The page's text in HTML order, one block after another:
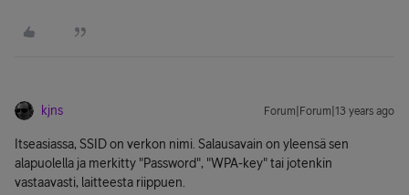
kjns Forum|Forum|13 years ago
Itseasiassa, SSID on verkon nimi. Salausavain on yleensä sen
alapuolella ja merkitty "Password", "WPA-key" tai jotenkin
vastaavasti, laitteesta riippuen.